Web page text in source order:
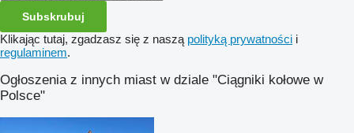
Subskrubuj
Klikając tutaj, zgadzasz się z naszą polityką prywatności i
regulaminem.
Ogłoszenia z innych miast w dziale "Ciągniki kołowe w
Polsce"